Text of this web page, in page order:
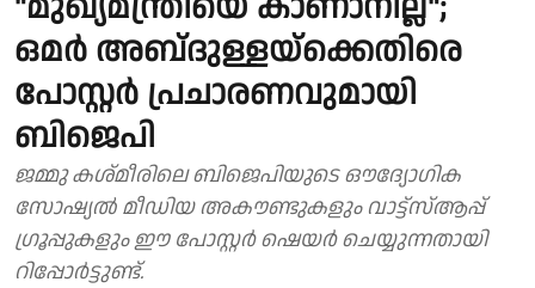
ഒമർ അബ്‌ദുള്ളയ്‌ക്കെതിരെ
പോസ്റ്റർ പ്രചാരണവുമായി
ബിജെപി
ജമ്മു കശ്മീരിലെ ബിജെപിയുടെ ഔദ്യോഗിക
സോഷ്യൽ മീഡിയ അകൗണ്ടുകളും വാട്ട്‌സ്ആപ്പ്
ഗ്രൂപ്പുകളും ഈ പോസ്റ്റർ ഷെയർ ചെയ്യുന്നതായി
റിപ്പോർട്ടുണ്ട്.